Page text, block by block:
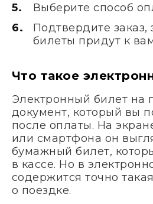
Выберите способ
Подтвердите заказ,
билеты придут к
Что такое
Электронный билет на
документ, который вы
после оплаты. На
или смартфона он
бумажный билет,
в кассе. Но в
содержится точно
о поездке.